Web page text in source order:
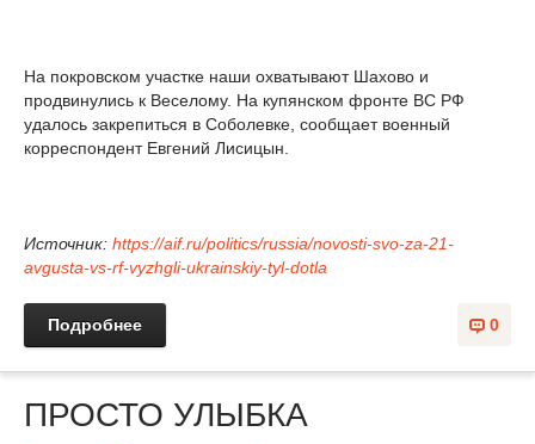
На покровском участке наши охватывают Шахово и
продвинулись к Веселому. На купянском фронте ВС РФ
удалось закрепиться в Соболевке, сообщает военный
корреспондент Евгений Лисицын.
Источник: https://aif.ru/politics/russia/novosti-svo-za-21-
avgusta-vs-rf-vyzhgli-ukrainskiy-tyl-dotla
0
Подробнее
ПРОСТО УЛЫБКА